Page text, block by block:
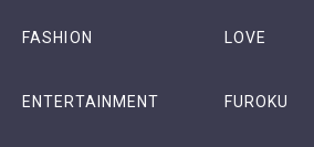
FASHION LOVE
ENTERTAINMENT FUROKU